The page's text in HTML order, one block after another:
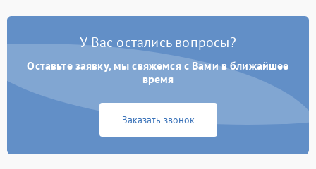
У Вас остались вопросы?
Оставьте заявку, мы свяжемся с Вами в ближайшее
время
Заказать звонок